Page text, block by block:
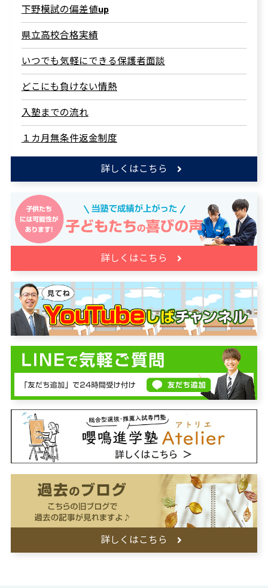
下野模試の偏差値up
県立高校合格実績
いつでも気軽にできる保護者面談
どこにも負けない情熱
入塾までの流れ
１カ月無条件返金制度
詳しくはこちら
詳しくはこちら
詳しくはこちら